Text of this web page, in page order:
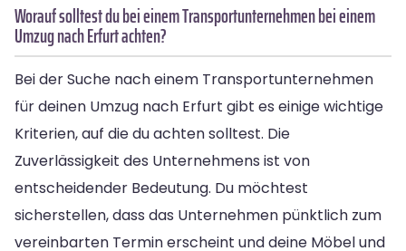
Worauf solltest du bei einem Transportunternehmen bei einem
Umzug nach Erfurt achten?
Bei der Suche nach einem Transportunternehmen
für deinen Umzug nach Erfurt gibt es einige wichtige
Kriterien, auf die du achten solltest. Die
Zuverlässigkeit des Unternehmens ist von
entscheidender Bedeutung. Du möchtest
sicherstellen, dass das Unternehmen pünktlich zum
vereinbarten Termin erscheint und deine Möbel und